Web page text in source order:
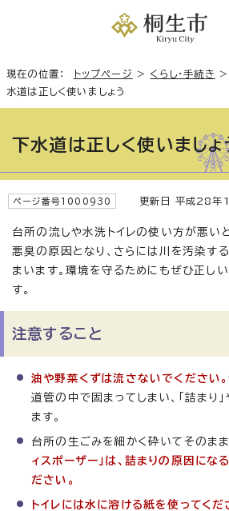
現在の位置： トップページ > くらし・手続き >
水道は正しく使いましょう
下水道は正しく使いましょ
ページ番号1000930 更新日 平成28年
台所の流しや水洗トイレの使い方が悪い
悪臭の原因となり、さらには川を汚染す
まいます。環境を守るためにもぜひ正し
す。
注意すること
油や野菜くずは流さないでください。
道管の中で固まってしまい、「詰まり」
ます。
台所の生ごみを細かく砕いてそのま
ィスポーザー」は、詰まりの原因にな
ださい。
トイレには水に溶ける紙を使ってくだ